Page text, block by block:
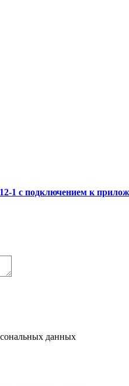
1 с подключением к
данных